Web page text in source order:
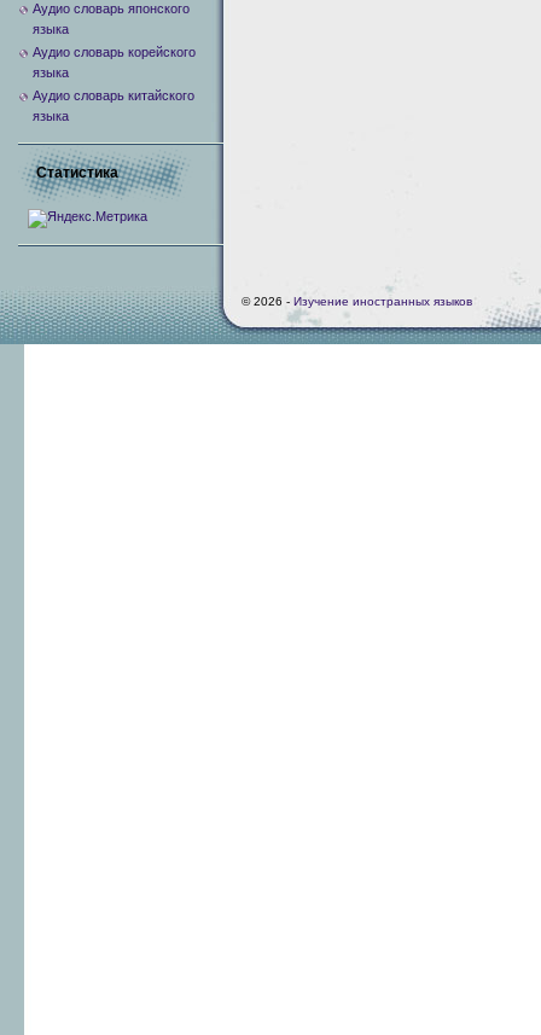
Аудио словарь японского
языка
Аудио словарь корейского
языка
Аудио словарь китайского
языка
Статистика
© 2026 - Изучение иностранных языков